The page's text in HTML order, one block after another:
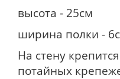
высота - 25см
ширина полки -
На стену
потайных